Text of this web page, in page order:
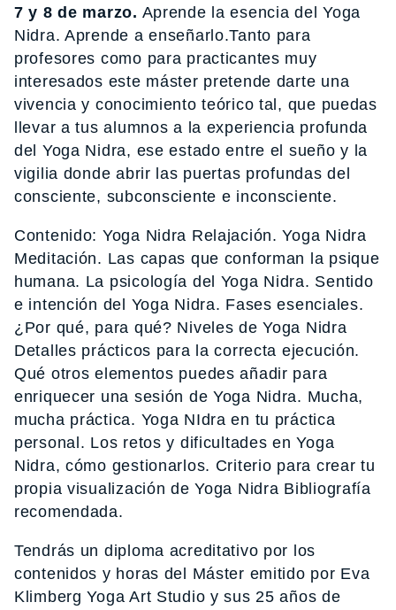
7 y 8 de marzo. Aprende la esencia del Yoga
Nidra. Aprende a enseñarlo.Tanto para
profesores como para practicantes muy
interesados este máster pretende darte una
vivencia y conocimiento teórico tal, que puedas
llevar a tus alumnos a la experiencia profunda
del Yoga Nidra, ese estado entre el sueño y la
vigilia donde abrir las puertas profundas del
consciente, subconsciente e inconsciente.
Contenido: Yoga Nidra Relajación. Yoga Nidra
Meditación. Las capas que conforman la psique
humana. La psicología del Yoga Nidra. Sentido
e intención del Yoga Nidra. Fases esenciales.
¿Por qué, para qué? Niveles de Yoga Nidra
Detalles prácticos para la correcta ejecución.
Qué otros elementos puedes añadir para
enriquecer una sesión de Yoga Nidra. Mucha,
mucha práctica. Yoga NIdra en tu práctica
personal. Los retos y dificultades en Yoga
Nidra, cómo gestionarlos. Criterio para crear tu
propia visualización de Yoga Nidra Bibliografía
recomendada.
Tendrás un diploma acreditativo por los
contenidos y horas del Máster emitido por Eva
Klimberg Yoga Art Studio y sus 25 años de